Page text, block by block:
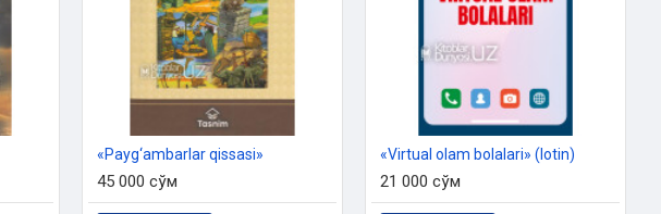
«Payg‘ambarlar qissasi»
45 000 сўм
«Virtual olam bolalari» (lotin)
21 000 сўм